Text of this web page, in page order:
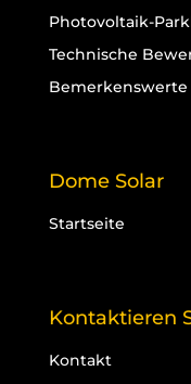
Photovoltaik-
Technische
Dome Solar
Startseite
Kontaktieren
Kontakt